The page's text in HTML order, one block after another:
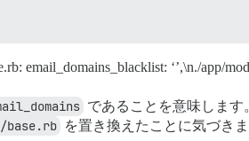
email_domains_blacklist: ‘’,\n./app/
であることを意味します
を置き換えたことに気づきま